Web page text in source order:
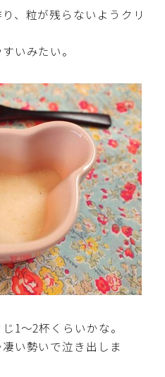
・調理器具
、粒が残らないようクリ
いみたい。
1～2杯くらいかな。
い勢いで泣き出しま